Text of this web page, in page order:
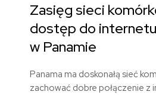
Zasięg sieci
dostęp do
w Panamie
Panama ma doskonałą sieć
zachować dobre połączenie z